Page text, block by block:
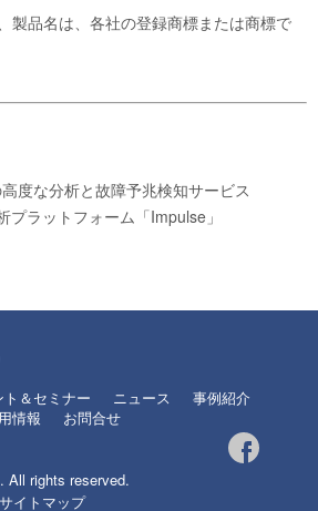
製品名は、各社の登録商標または商標で
度な分析と故障予兆検知サービス
プラットフォーム「Impulse」
ト＆セミナー ニュース
事例紹介
情報 お問合せ
All rights reserved.
サイトマップ